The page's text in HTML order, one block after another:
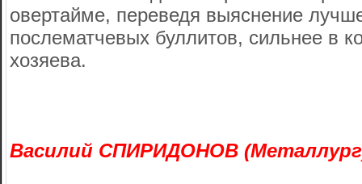
овертайме, переведя выяснение
послематчевых буллитов, сильнее в
хозяева.
Василий СПИРИДОНОВ